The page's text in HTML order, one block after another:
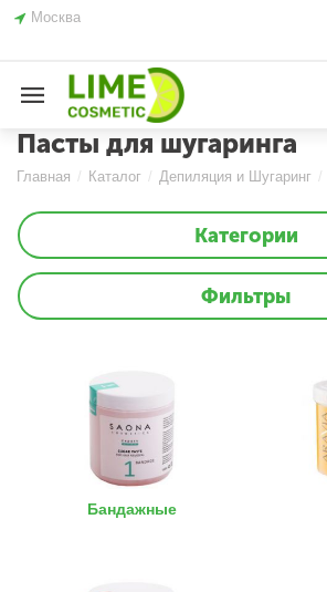
Москва
Пасты для шугаринга
Главная / Каталог / Депиляция и Шугаринг /
Категории
Фильтры
Бандажные